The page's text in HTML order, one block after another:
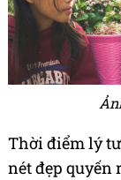
Thời điểm lý
nét đẹp quyến